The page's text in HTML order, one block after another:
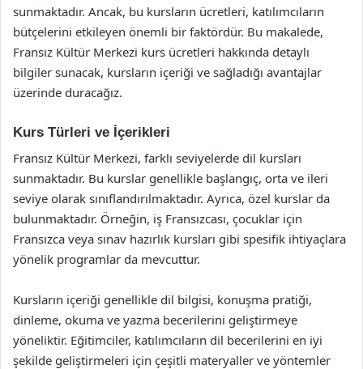
sunmaktadır. Ancak, bu kursların ücretleri, katılımcıların
bütçelerini etkileyen önemli bir faktördür. Bu makalede,
Fransız Kültür Merkezi kurs ücretleri hakkında detaylı
bilgiler sunacak, kursların içeriği ve sağladığı avantajlar
üzerinde duracağız.
Kurs Türleri ve İçerikleri
Fransız Kültür Merkezi, farklı seviyelerde dil kursları
sunmaktadır. Bu kurslar genellikle başlangıç, orta ve ileri
seviye olarak sınıflandırılmaktadır. Ayrıca, özel kurslar da
bulunmaktadır. Örneğin, iş Fransızcası, çocuklar için
Fransızca veya sınav hazırlık kursları gibi spesifik ihtiyaçlara
yönelik programlar da mevcuttur.
Kursların içeriği genellikle dil bilgisi, konuşma pratiği,
dinleme, okuma ve yazma becerilerini geliştirmeye
yöneliktir. Eğitimciler, katılımcıların dil becerilerini en iyi
şekilde geliştirmeleri için çeşitli materyaller ve yöntemler